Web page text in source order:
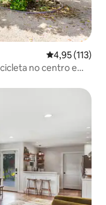
4,95 de uma
4,95 (113)
no centro em